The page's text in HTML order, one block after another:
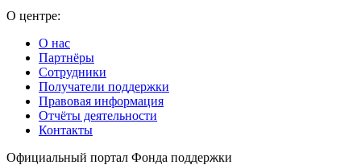
О центре:
О нас
Партнёры
Сотрудники
Получатели поддержки
Правовая информация
Отчёты деятельности
Контакты
Официальный портал Фонда поддержки